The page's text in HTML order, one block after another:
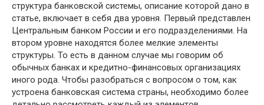
структура банковской системы, описание которой дано в
статье, включает в себя два уровня. Первый представлен
Центральным банком России и его подразделениями. На
втором уровне находятся более мелкие элементы
структуры. То есть в данном случае мы говорим об
обычных банках и кредитно-финансовых организациях
иного рода. Чтобы разобраться с вопросом о том, как
устроена банковская система страны, необходимо более